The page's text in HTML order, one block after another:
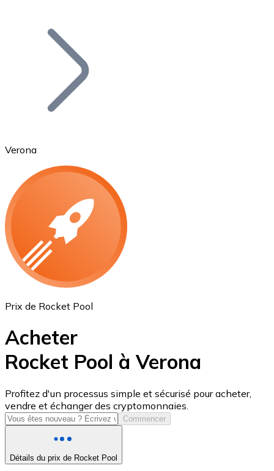
Bitcoin
Ethereum
USD Coin
USDC
Verona
Prix de Rocket Pool
Acheter
Rocket Pool à Verona
Profitez d'un processus simple et sécurisé pour acheter,
vendre et échanger des cryptomonnaies.
Commencer
Détails du prix de Rocket Pool